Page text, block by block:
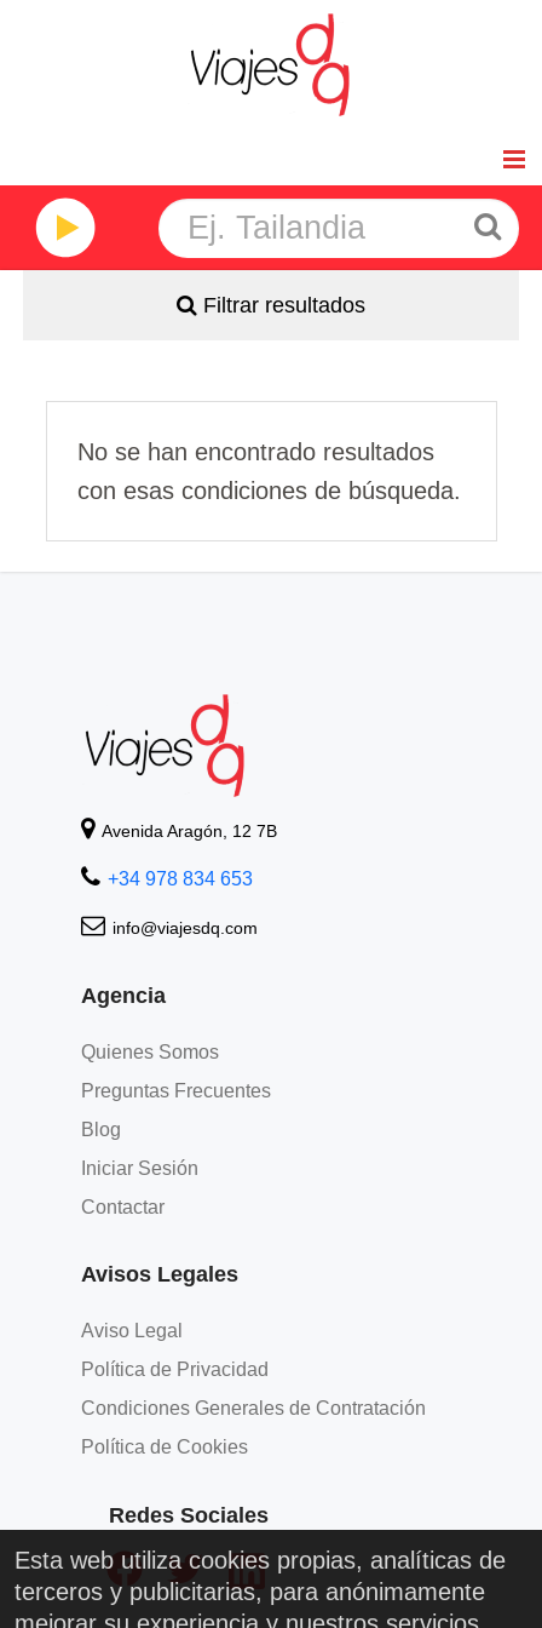
Inicio
Viajes de Novios
Oceanía
Filtrar resultados
No se han encontrado resultados
con esas condiciones de búsqueda.
Avenida Aragón, 12 7B
+34 978 834 653
info@viajesdq.com
Agencia
Quienes Somos
Preguntas Frecuentes
Blog
Iniciar Sesión
Contactar
Avisos Legales
Aviso Legal
Política de Privacidad
Condiciones Generales de Contratación
Política de Cookies
Redes Sociales
Esta web utiliza cookies propias, analíticas de
terceros y publicitarias, para anónimamente